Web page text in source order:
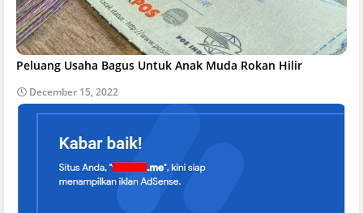
Peluang Usaha Bagus Untuk Anak Muda Rokan Hilir
December 15, 2022